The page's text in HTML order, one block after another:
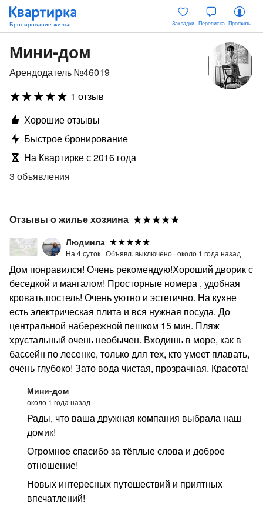
Закладки Переписка Профиль
Мини-дом
Арендодатель №46019
1 отзыв
Хорошие отзывы
Быстрое бронирование
На Квартирке с 2016 года
3 объявления
Отзывы о жилье хозяина
Людмила
На 4 суток ·Объявл. выключено ·около 1 года назад
Дом понравился! Очень рекомендую!Хороший дворик с
беседкой и мангалом! Просторные номера , удобная
кровать,постель! Очень уютно и эстетично. На кухне
есть электрическая плита и вся нужная посуда. До
центральной набережной пешком 15 мин. Пляж
хрустальный очень необычен. Входишь в море, как в
бассейн по лесенке, только для тех, кто умеет плавать,
очень глубоко! Зато вода чистая, прозрачная. Красота!
Мини-дом
около 1 года назад
Рады, что ваша дружная компания выбрала наш
домик!
Огромное спасибо за тёплые слова и доброе
отношение!
Новых интересных путешествий и приятных
впечатлений!